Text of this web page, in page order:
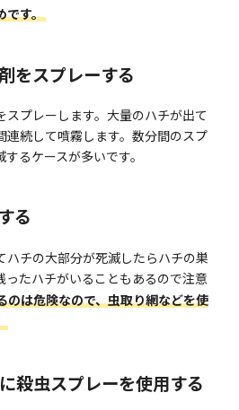
です。
をスプレーする
スプレーします。大量のハチが出て
連続して噴霧します。数分間のスプ
るケースが多いです。
る
ハチの大部分が死滅したらハチの巣
ったハチがいることもあるので注意
のは危険なので、虫取り網などを使
殺虫スプレーを使用する